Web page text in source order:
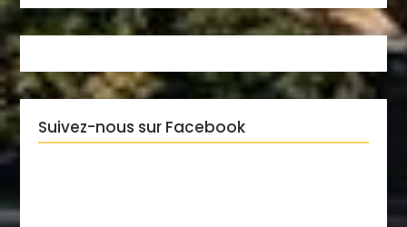
Suivez-nous sur Facebook